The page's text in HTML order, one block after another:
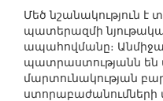
Մեծ նշանակություն
պատերազմի
ապահովմանը։
պատրաստությանն են
մարտունակության
ստորաբաժանումների